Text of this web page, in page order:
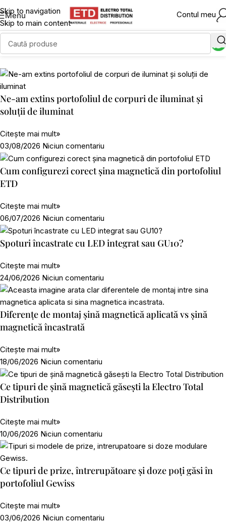
Skip to navigation
Skip to main content
Menu Contul meu
Ne-am extins portofoliul de corpuri de iluminat și
soluții de iluminat
Citește mai mult»
03/08/2026 Niciun comentariu
Cum configurezi corect șina magnetică din portofoliul
ETD
Citește mai mult»
06/07/2026 Niciun comentariu
Spoturi încastrate cu LED integrat sau GU10?
Citește mai mult»
24/06/2026 Niciun comentariu
Diferențe de montaj șină magnetică aplicată vs șină
magnetică încastrată
Citește mai mult»
18/06/2026 Niciun comentariu
Ce tipuri de șină magnetică găsești la Electro Total
Distribution
Citește mai mult»
10/06/2026 Niciun comentariu
Ce tipuri de prize, întrerupătoare și doze poți găsi în
portofoliul Gewiss
Citește mai mult»
03/06/2026 Niciun comentariu